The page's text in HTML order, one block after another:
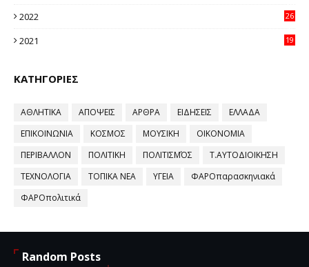
2022
26
2021
19
ΚΑΤΗΓΟΡΙΕΣ
ΑΘΛΗΤΙΚΑ ΑΠΟΨΕΙΣ ΑΡΘΡΑ ΕΙΔΗΣΕΙΣ
ΕΛΛΑΔΑ
ΕΠΙΚΟΙΝΩΝΙΑ
ΚΟΣΜΟΣ ΜΟΥΣΙΚΗ
ΟΙΚΟΝΟΜΙΑ
ΠΕΡΙΒΑΛΛΟΝ
ΠΟΛΙΤΙΚΗ ΠΟΛΙΤΙΣΜΌΣ
Τ.ΑΥΤΟΔΙΟΙΚΗΣΗ
ΤΕΧΝΟΛΟΓΙΑ
ΤΟΠΙΚΑ ΝΕΑ ΥΓΕΙΑ
ΦΑΡΟπαρασκηνιακά
ΦΑΡΟπολιτικά
Random Posts